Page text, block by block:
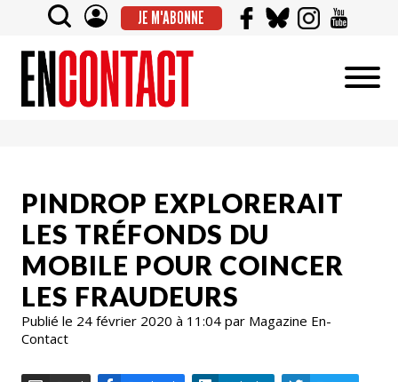
JE M'ABONNE
PINDROP EXPLORERAIT
LES TRÉFONDS DU
MOBILE POUR COINCER
LES FRAUDEURS
Publié le 24 février 2020 à 11:04 par Magazine En-
Contact